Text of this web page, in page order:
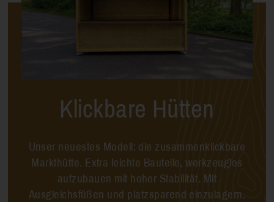
Klickbare Hütten
Unser neuestes Modell: die zusammenklickbare
Markthütte. Extra leichte Bauteile, werkzeuglos
aufzubauen mit hoher Stabilität. Mit
Ausgleichsfüßen und platzsparend einzulagern.